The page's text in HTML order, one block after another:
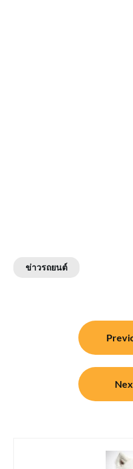
ข่าวรถยนต์